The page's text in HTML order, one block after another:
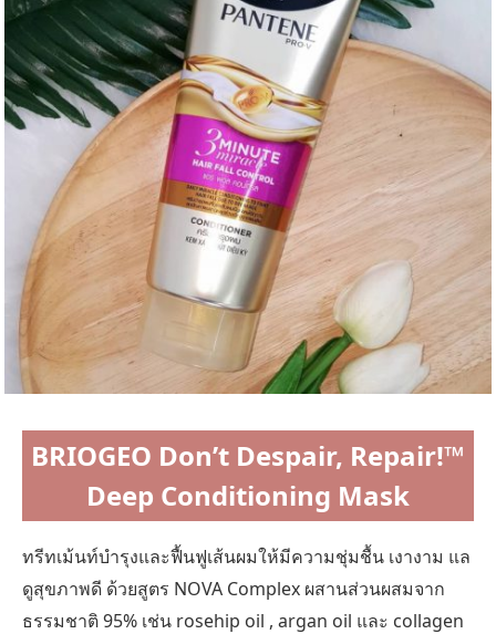
BRIOGEO Don’t Despair, Repair!™
Deep Conditioning Mask
ทรีทเม้นท์บำรุงและฟื้นฟูเส้นผมให้มีความชุ่มชื้น เงางาม แล
ดูสุขภาพดี ด้วยสูตร NOVA Complex ผสานส่วนผสมจาก
ธรรมชาติ 95% เช่น rosehip oil , argan oil และ collagen